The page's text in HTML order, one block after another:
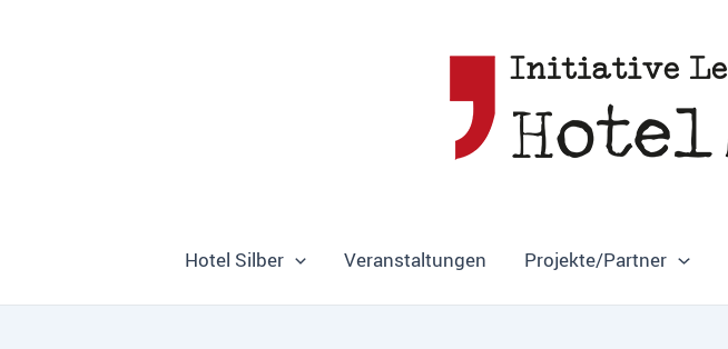
Hotel Silber Veranstaltungen Projekte/Partner